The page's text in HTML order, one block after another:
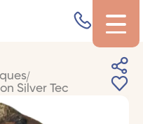
Silver Tec